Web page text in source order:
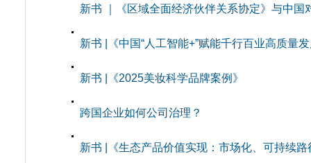
新书 ｜《区域全面经济伙伴关系协定》与中国
新书 |《中国“人工智能+”赋能千行百业高质量
新书 |《2025美妆科学品牌案例》
跨国企业如何公司治理？
新书 |《生态产品价值实现：市场化、可持续路